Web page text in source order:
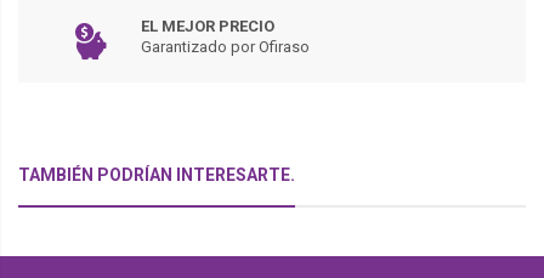
EL MEJOR PRECIO
Garantizado por Ofiraso
TAMBIÉN PODRÍAN INTERESARTE.